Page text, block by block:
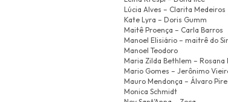
Lúcia Alves – Clarita Medeiros
Kate Lyra – Doris Gumm
Maitê Proença – Carla Barros
Manoel Elisiário – maitrê do
Manoel Teodoro
Maria Zilda Bethlem – Rosana
Mario Gomes – Jerônimo
Mauro Mendonça – Álvaro
Monica Schmidt